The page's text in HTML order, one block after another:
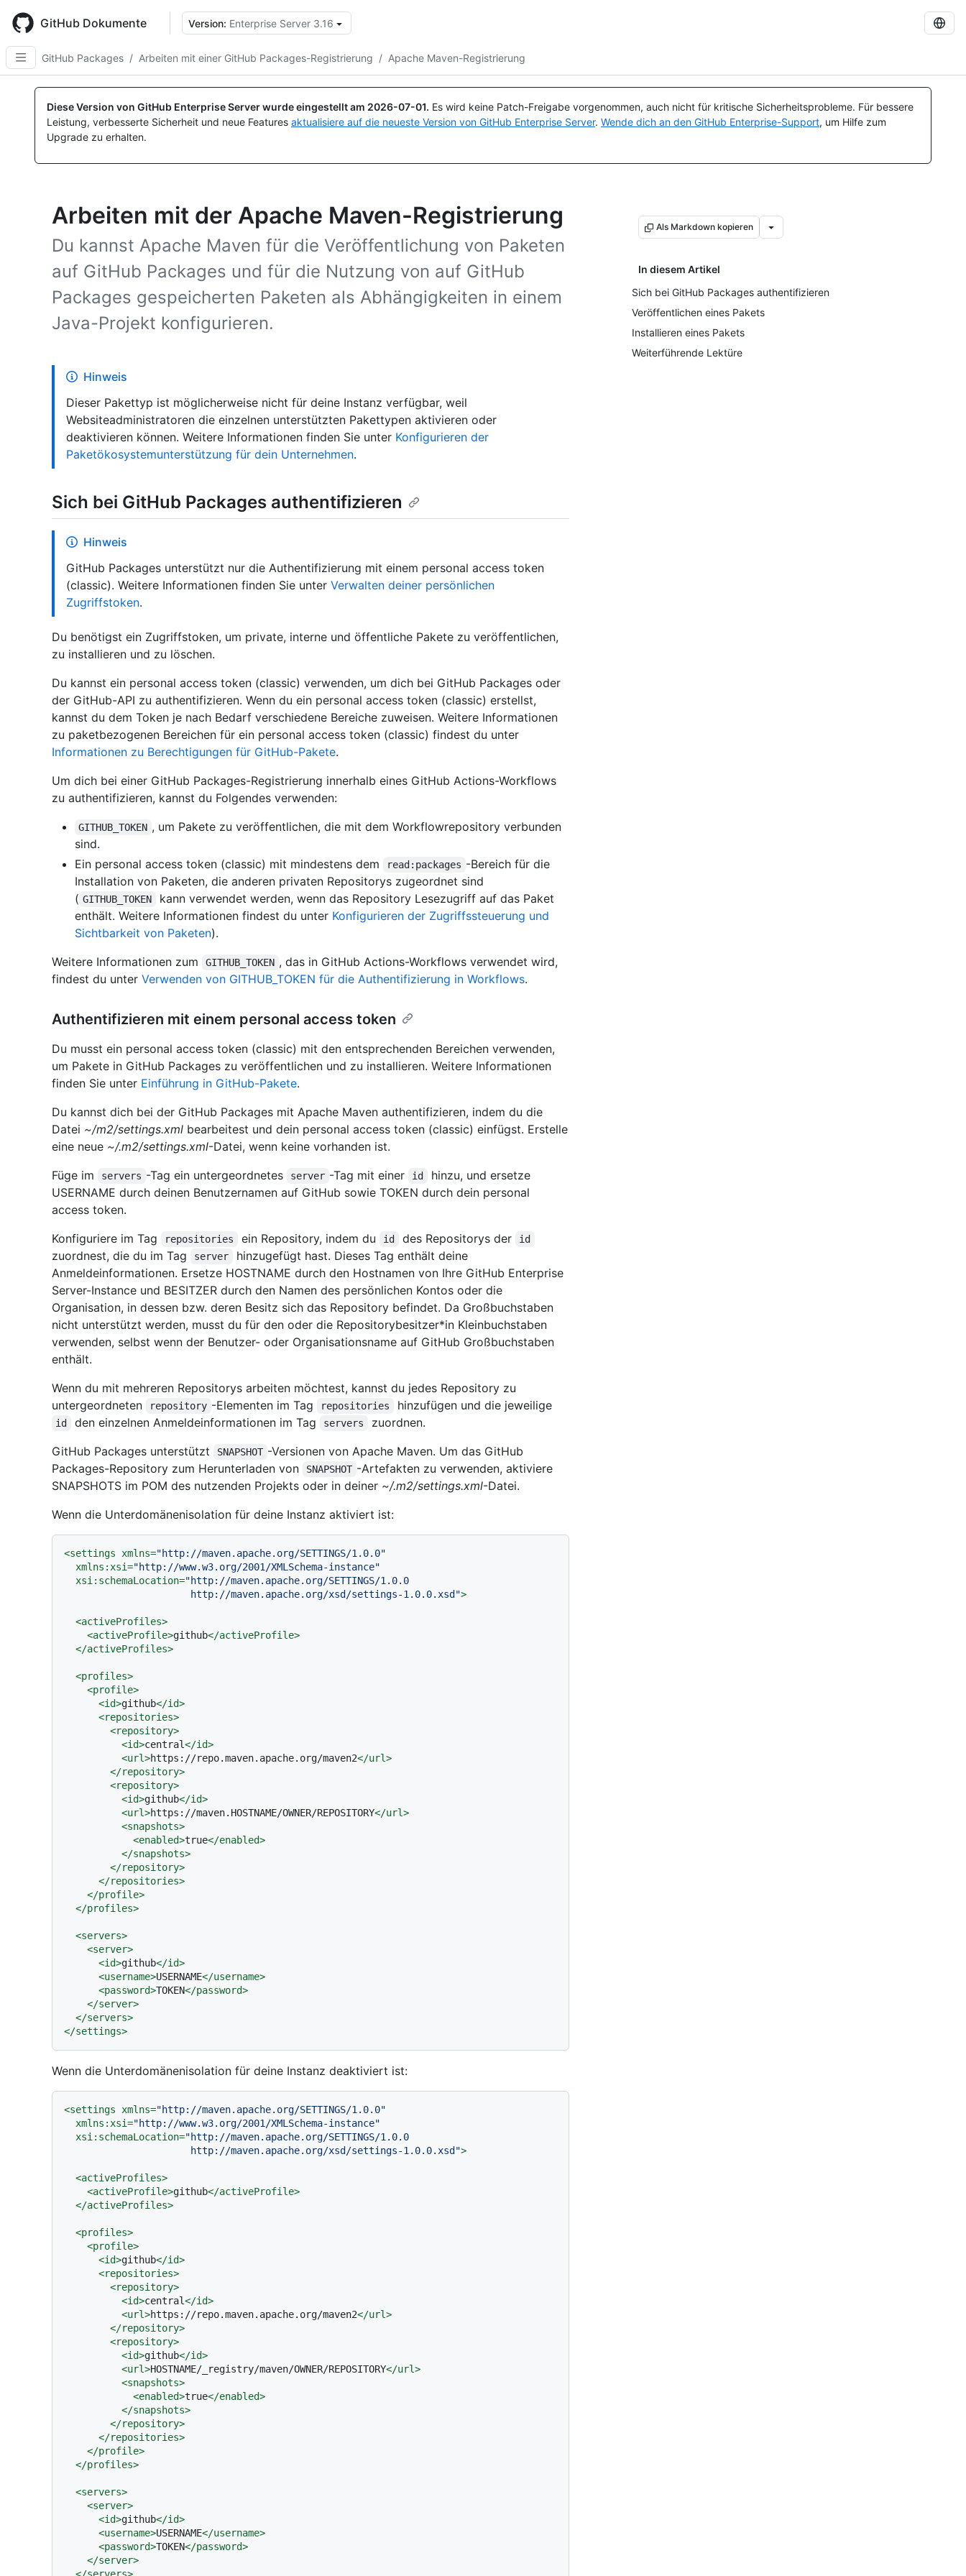
main
content
GitHub Dokumente Version: Enterprise Server 3.16
GitHub Packages / Arbeiten mit einer GitHub Packages-Registrierung / Apache Maven-Registrierung
Diese Version von GitHub Enterprise Server wurde eingestellt am 2026-07-01. Es wird keine Patch-Freigabe vorgenommen, auch nicht für kritische Sicherheitsprobleme. Für bessere
Leistung, verbesserte Sicherheit und neue Features aktualisiere auf die neueste Version von GitHub Enterprise Server. Wende dich an den GitHub Enterprise-Support, um Hilfe zum
Upgrade zu erhalten.
Arbeiten mit der Apache Maven-Registrierung
Du kannst Apache Maven für die Veröffentlichung von Paketen
auf GitHub Packages und für die Nutzung von auf GitHub
Packages gespeicherten Paketen als Abhängigkeiten in einem
Java-Projekt konfigurieren.
Als Markdown kopieren
In diesem Artikel
Sich bei GitHub Packages authentifizieren
Veröffentlichen eines Pakets
Installieren eines Pakets
Weiterführende Lektüre
Hinweis
Dieser Pakettyp ist möglicherweise nicht für deine Instanz verfügbar, weil
Websiteadministratoren die einzelnen unterstützten Pakettypen aktivieren oder
deaktivieren können. Weitere Informationen finden Sie unter Konfigurieren der
Paketökosystemunterstützung für dein Unternehmen.
Sich bei GitHub Packages authentifizieren
Hinweis
GitHub Packages unterstützt nur die Authentifizierung mit einem personal access token
(classic). Weitere Informationen finden Sie unter Verwalten deiner persönlichen
Zugriffstoken.
Du benötigst ein Zugriffstoken, um private, interne und öffentliche Pakete zu veröffentlichen,
zu installieren und zu löschen.
Du kannst ein personal access token (classic) verwenden, um dich bei GitHub Packages oder
der GitHub-API zu authentifizieren. Wenn du ein personal access token (classic) erstellst,
kannst du dem Token je nach Bedarf verschiedene Bereiche zuweisen. Weitere Informationen
zu paketbezogenen Bereichen für ein personal access token (classic) findest du unter
Informationen zu Berechtigungen für GitHub-Pakete.
Um dich bei einer GitHub Packages-Registrierung innerhalb eines GitHub Actions-Workflows
zu authentifizieren, kannst du Folgendes verwenden:
GITHUB_TOKEN , um Pakete zu veröffentlichen, die mit dem Workflowrepository verbunden
sind.
Ein personal access token (classic) mit mindestens dem
read:packages -Bereich für die
Installation von Paketen, die anderen privaten Repositorys zugeordnet sind
( GITHUB_TOKEN
kann verwendet werden, wenn das Repository Lesezugriff auf das Paket
enthält. Weitere Informationen findest du unter Konfigurieren der Zugriffssteuerung und
Sichtbarkeit von Paketen).
Weitere Informationen zum
GITHUB_TOKEN , das in GitHub Actions-Workflows verwendet wird,
findest du unter Verwenden von GITHUB_TOKEN für die Authentifizierung in Workflows.
Authentifizieren mit einem personal access token
Du musst ein personal access token (classic) mit den entsprechenden Bereichen verwenden,
um Pakete in GitHub Packages zu veröffentlichen und zu installieren. Weitere Informationen
finden Sie unter Einführung in GitHub-Pakete.
Du kannst dich bei der GitHub Packages mit Apache Maven authentifizieren, indem du die
Datei ~/m2/settings.xml bearbeitest und dein personal access token (classic) einfügst. Erstelle
eine neue ~/.m2/settings.xml-Datei, wenn keine vorhanden ist.
Füge im
servers -Tag ein untergeordnetes server -Tag mit einer id
hinzu, und ersetze
USERNAME durch deinen Benutzernamen auf GitHub sowie TOKEN durch dein personal
access token.
Konfiguriere im Tag
repositories ein Repository, indem du id des Repositorys der id
zuordnest, die du im Tag server
hinzugefügt hast. Dieses Tag enthält deine
Anmeldeinformationen. Ersetze HOSTNAME durch den Hostnamen von Ihre GitHub Enterprise
Server-Instance und BESITZER durch den Namen des persönlichen Kontos oder die
Organisation, in dessen bzw. deren Besitz sich das Repository befindet. Da Großbuchstaben
nicht unterstützt werden, musst du für den oder die Repositorybesitzer*in Kleinbuchstaben
verwenden, selbst wenn der Benutzer- oder Organisationsname auf GitHub Großbuchstaben
enthält.
Wenn du mit mehreren Repositorys arbeiten möchtest, kannst du jedes Repository zu
untergeordneten
repository -Elementen im Tag repositories hinzufügen und die jeweilige
id den einzelnen Anmeldeinformationen im Tag servers
zuordnen.
GitHub Packages unterstützt
SNAPSHOT -Versionen von Apache Maven. Um das GitHub
Packages-Repository zum Herunterladen von
SNAPSHOT -Artefakten zu verwenden, aktiviere
SNAPSHOTS im POM des nutzenden Projekts oder in deiner ~/.m2/settings.xml-Datei.
Wenn die Unterdomänenisolation für deine Instanz aktiviert ist:
<settings xmlns="http://maven.apache.org/SETTINGS/1.0.0"
xmlns:xsi="http://www.w3.org/2001/XMLSchema-instance"
xsi:schemaLocation="http://maven.apache.org/SETTINGS/1.0.0
                      http://maven.apache.org/xsd/settings-1.0.0.xsd"
>
<activeProfiles>
<activeProfile>github</activeProfile>
</activeProfiles>
<profiles>
<profile>
<id>github</id>
<repositories>
<repository>
<id>central</id>
<url>https://repo.maven.apache.org/maven2</url>
</repository>
<repository>
<id>github</id>
<url>https://maven.HOSTNAME/OWNER/REPOSITORY</url>
<snapshots>
<enabled>true</enabled>
</snapshots>
</repository>
</repositories>
</profile>
</profiles>
<servers>
<server>
<id>github</id>
<username>USERNAME</username>
<password>TOKEN</password>
</server>
</servers>
</settings>
Wenn die Unterdomänenisolation für deine Instanz deaktiviert ist:
<settings xmlns="http://maven.apache.org/SETTINGS/1.0.0"
xmlns:xsi="http://www.w3.org/2001/XMLSchema-instance"
xsi:schemaLocation="http://maven.apache.org/SETTINGS/1.0.0
                      http://maven.apache.org/xsd/settings-1.0.0.xsd"
>
<activeProfiles>
<activeProfile>github</activeProfile>
</activeProfiles>
<profiles>
<profile>
<id>github</id>
<repositories>
<repository>
<id>central</id>
<url>https://repo.maven.apache.org/maven2</url>
</repository>
<repository>
<id>github</id>
<url>HOSTNAME/_registry/maven/OWNER/REPOSITORY</url>
<snapshots>
<enabled>true</enabled>
</snapshots>
</repository>
</repositories>
</profile>
</profiles>
<servers>
<server>
<id>github</id>
<username>USERNAME</username>
<password>TOKEN</password>
</server>